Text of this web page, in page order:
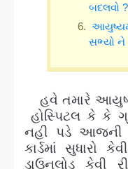
બદલવો ?
સભ્યો ને
હવે તમારે
હોસ્પિટલ કે કે
નહી પડે આજની
કાર્ડમાં સુધારો
ડાઉનલોડ કેવી